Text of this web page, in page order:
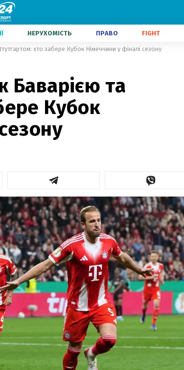
НЕРУХОМІСТЬ ПРАВО FIGHT
хто забере Кубок Німеччини у фіналі сезону
Баварією та
Кубок